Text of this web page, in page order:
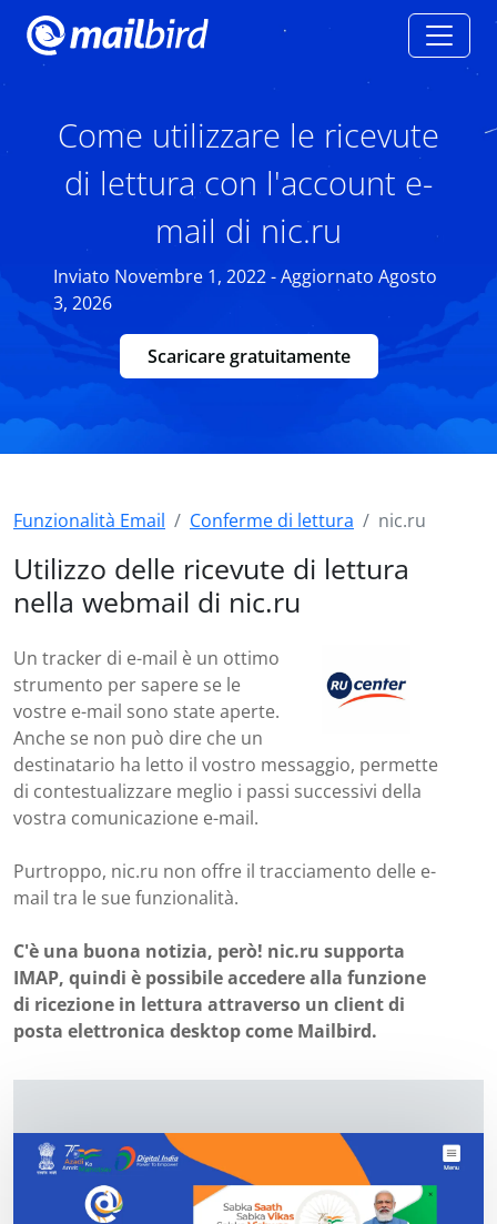
Come utilizzare le ricevute
di lettura con l'account e-
mail di nic.ru
Inviato Novembre 1, 2022 - Aggiornato Agosto
3, 2026
Scaricare gratuitamente
Funzionalità Email Conferme di lettura nic.ru
Utilizzo delle ricevute di lettura
nella webmail di nic.ru
Un tracker di e-mail è un ottimo
strumento per sapere se le
vostre e-mail sono state aperte.
Anche se non può dire che un
destinatario ha letto il vostro messaggio, permette
di contestualizzare meglio i passi successivi della
vostra comunicazione e-mail.
Purtroppo, nic.ru non offre il tracciamento delle e-
mail tra le sue funzionalità.
C'è una buona notizia, però! nic.ru supporta
IMAP, quindi è possibile accedere alla funzione
di ricezione in lettura attraverso un client di
posta elettronica desktop come Mailbird.